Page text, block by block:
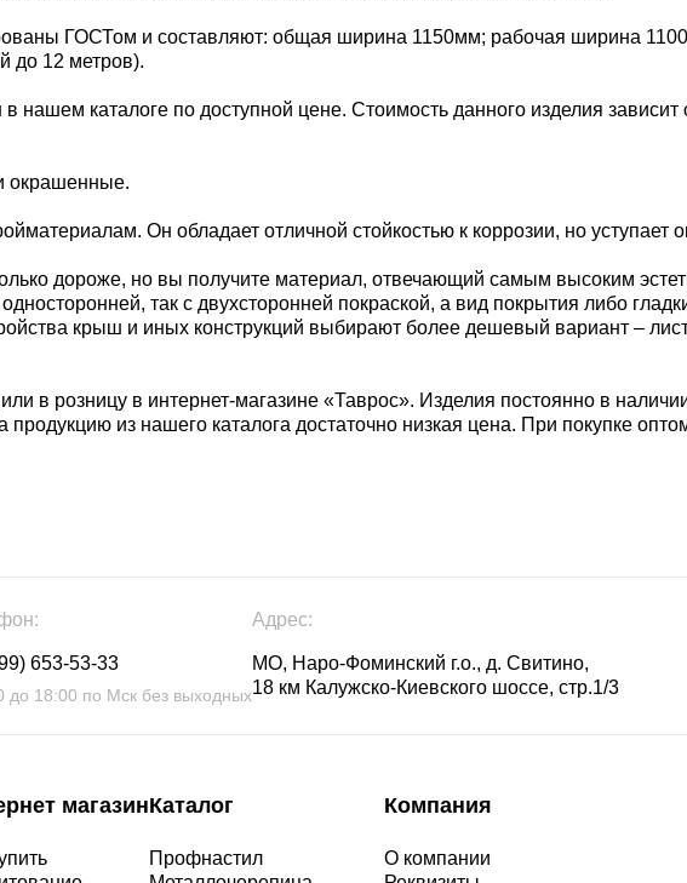
ГОСТом и составляют: общая ширина 1150мм; рабочая ширина
до 12 метров).
каталоге по доступной цене. Стоимость данного изделия зависит
окрашенные.
Он обладает отличной стойкостью к коррозии, но уступает
дороже, но вы получите материал, отвечающий самым высоким
так с двухсторонней покраской, а вид покрытия либо
крыш и иных конструкций выбирают более дешевый вариант –
в розницу в интернет-магазине «Таврос». Изделия постоянно в
из нашего каталога достаточно низкая цена. При покупке
653-53-33
до 18:00 по Мск без выходных
Адрес:
МО, Наро-Фоминский г.о., д. Свитино,
18 км Калужско-Киевского шоссе, стр.1/3
магазинКаталог
Профнастил
Компания
О компании